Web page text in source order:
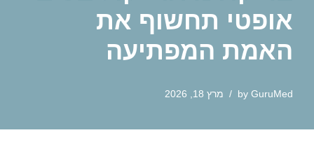
אופטי תחשוף את
האמת המפתיעה
by GuruMed מרץ 18, 2026